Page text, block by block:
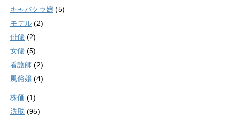
キャバクラ嬢 (5)
モデル (2)
俳優 (2)
女優 (5)
看護師 (2)
風俗嬢 (4)
株価 (1)
洗脳 (95)